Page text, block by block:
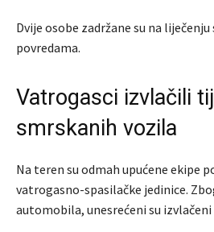
Dvije osobe zadržane su na
povredama.
Vatrogasci izvlačili
smrskanih vozila
Na teren su odmah upućene ekipe
vatrogasno-spasilačke jedinice.
automobila, unesrećeni su